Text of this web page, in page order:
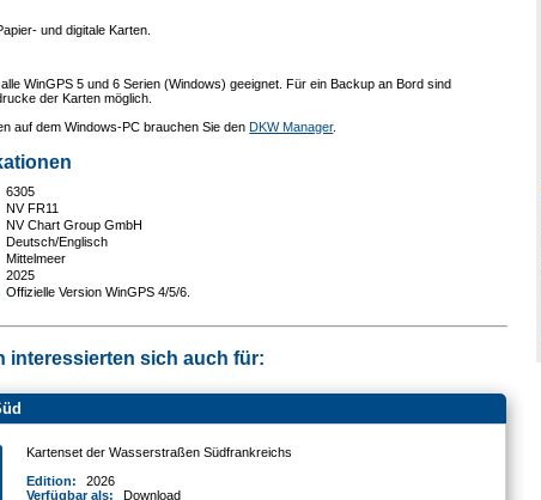
und digitale Karten.
WinGPS 5 und 6 Serien (Windows) geeignet. Für ein Backup an Bord sind
der Karten möglich.
auf dem Windows-PC brauchen Sie den DKW Manager.
6305
NV FR11
NV Chart Group GmbH
Deutsch/Englisch
Mittelmeer
2025
Offizielle Version WinGPS 4/5/6.
interessierten sich auch für:
Kartenset der Wasserstraßen Südfrankreichs
Edition:
2026
Verfügbar als:
Download